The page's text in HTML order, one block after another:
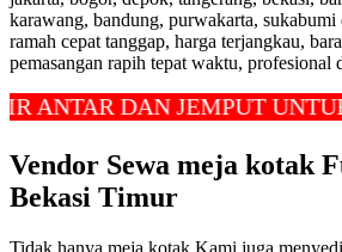
karawang, bandung, purwakarta, sukabumi
ramah cepat tanggap, harga terjangkau,
pemasangan rapih tepat waktu, profesional
DAN JEMPUT UNTUK
Vendor Sewa meja kotak
Bekasi Timur
Tidak hanya meja kotak Kami juga